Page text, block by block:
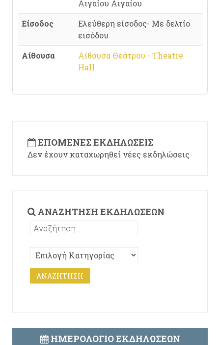
Αιγαίου Αιγαίου
Είσοδος
Ελεύθερη είσοδος- Με δελτίο
εισόδου
Αίθουσα
Αίθουσα Θεάτρου - Theatre
Hall
ΕΠΌΜΕΝΕΣ ΕΚΔΗΛΏΣΕΙΣ
Δεν έχουν καταχωρηθεί νέες εκδηλώσεις
ΑΝΑΖΉΤΗΣΗ ΕΚΔΗΛΏΣΕΩΝ
ΗΜΕΡΟΛΌΓΙΟ ΕΚΔΗΛΏΣΕΩΝ